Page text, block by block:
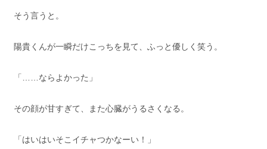
そう言うと。
陽貴くんが一瞬だけこっちを見て、ふっと優しく笑う。
「……ならよかった」
その顔が甘すぎて、また心臓がうるさくなる。
「はいはいそこイチャつかなーい！」